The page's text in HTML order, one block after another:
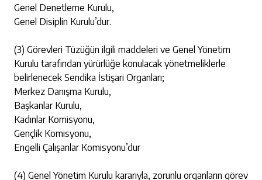
Genel Denetleme Kurulu,
Genel Disiplin Kurulu’dur.
(3) Görevleri Tüzüğün ilgili maddeleri ve Genel Yönetim
Kurulu tarafından yürürlüğe konulacak yönetmeliklerle
belirlenecek Sendika İstişari Organları;
Merkez Danışma Kurulu,
Başkanlar Kurulu,
Kadınlar Komisyonu,
Gençlik Komisyonu,
Engelli Çalışanlar Komisyonu’dur
(4) Genel Yönetim Kurulu kararıyla, zorunlu organların görev